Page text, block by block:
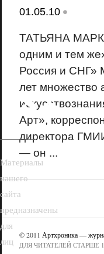
01.05.10 •
ТАТЬЯНА
одним и тем
Россия и СНГ»
лет
Арт»,
директора
— он ...
© 2011 Артхроника —
ДЛЯ ЧИТАТЕЛЕЙ СТАРШЕ
18+
Материалы
нашего
сайта
предназначены
для
лиц